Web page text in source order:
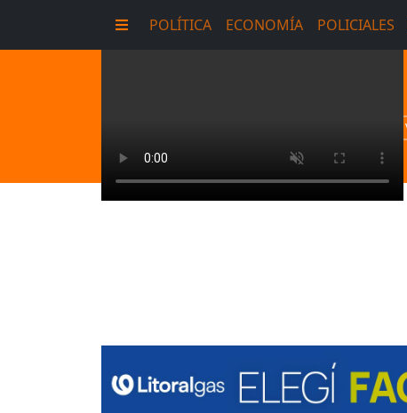
POLÍTICA ECONOMÍA POLICIALES